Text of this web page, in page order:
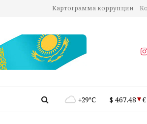
Картограмма коррупции
+29°C $ 467.48